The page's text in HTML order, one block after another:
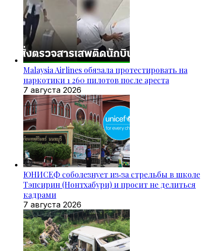
Malaysia Airlines обязала протестировать на
наркотики 1 260 пилотов после ареста
7 августа 2026
ЮНИСЕФ соболезнует из‑за стрельбы в школе
Тэпсирин (Нонтхабури) и просит не делиться
кадрами
7 августа 2026